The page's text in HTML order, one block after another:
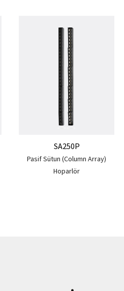
SA250P
Pasif Sütun (Column Array)
Hoparlör